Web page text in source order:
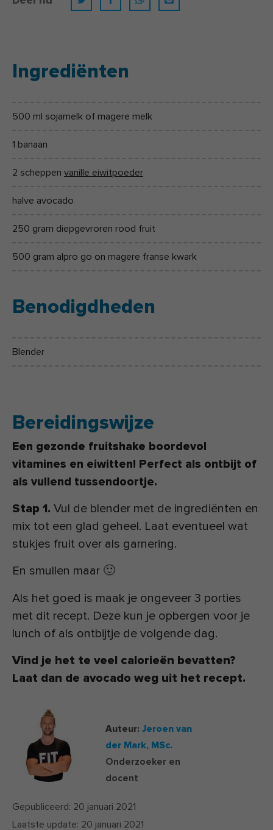
Ingrediënten
500 ml sojamelk of magere melk
1 banaan
2 scheppen vanille eiwitpoeder
halve avocado
250 gram diepgevroren rood fruit
500 gram alpro go on magere franse kwark
Benodigdheden
Blender
Bereidingswijze
Een gezonde fruitshake boordevol
vitamines en eiwitten! Perfect als ontbijt of
als vullend tussendoortje.
Stap 1. Vul de blender met de ingrediënten en
mix tot een glad geheel. Laat eventueel wat
stukjes fruit over als garnering.
En smullen maar 🙂
Als het goed is maak je ongeveer 3 porties
met dit recept. Deze kun je opbergen voor je
lunch of als ontbijtje de volgende dag.
Vind je het te veel calorieën bevatten?
Laat dan de avocado weg uit het recept.
Auteur: Jeroen van
der Mark, MSc.
Onderzoeker en
docent
Gepubliceerd: 20 januari 2021
Laatste update: 20 januari 2021